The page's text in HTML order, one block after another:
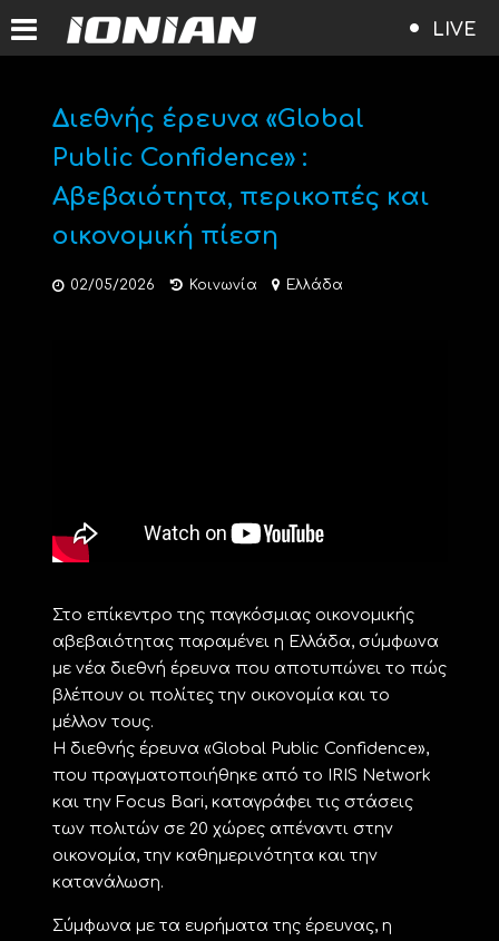
LIVE
Διεθνής έρευνα «Global
Public Confidence» :
Αβεβαιότητα, περικοπές και
οικονομική πίεση
02/05/2026 Κοινωνία Ελλάδα
Στο επίκεντρο της παγκόσμιας οικονομικής
αβεβαιότητας παραμένει η Ελλάδα, σύμφωνα
με νέα διεθνή έρευνα που αποτυπώνει το πώς
βλέπουν οι πολίτες την οικονομία και το
μέλλον τους.
Η διεθνής έρευνα «Global Public Confidence»,
που πραγματοποιήθηκε από το IRIS Network
και την Focus Bari, καταγράφει τις στάσεις
των πολιτών σε 20 χώρες απέναντι στην
οικονομία, την καθημερινότητα και την
κατανάλωση.
Σύμφωνα με τα ευρήματα της έρευνας, η